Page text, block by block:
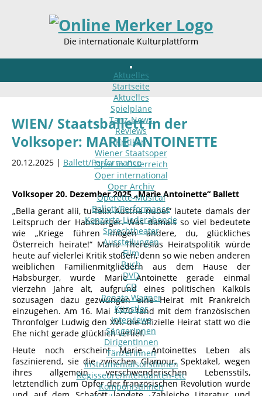
Die internationale Kulturplattform
Aktuelles
Startseite
Aktuelles
Spielpläne
Tanz-News
Reviews
Kritiken
Wiener Staatsoper
Oper in Österreich
Oper international
Oper Archiv
Operette-Musical
Ballett/Performance
Konzerte-Liederabende
Sprechtheater
Ausstellungen
Film
Buch
DVD
CD
Renate Wagner
Künstler
Interviews
SängerInnen
DirigentInnen
TänzerInnen
InstrumentalsolistInnen
Regisseure/Intendanten-etc
KomponistInnen
WIEN/ Staatsballett in der
Volksoper: MARIE ANTOINETTE
20.12.2025 | Ballett/Performance
Volksoper 20. Dezember 2025 „Marie Antoinette“ Ballett
„Bella gerant alii, tu felix Austria nube!” lautete damals der
Leitspruch der Habsburger. Was damals so viel bedeutete
wie „Kriege führen mögen andere, du, glückliches
Österreich heirate!“ Maria Theresias Heiratspolitik würde
heute auf vielerlei Kritik stoßen, denn so wie neben anderen
weiblichen Familienmitgliedern aus dem Hause der
Habsburger, wurde Marie Antoinette gerade einmal
vierzehn Jahre alt, aufgrund eines politischen Kalküls
sozusagen dazu gezwungen eine Heirat mit Frankreich
einzugehen. Am 16. Mai 1770 fand mit dem französischen
Thronfolger Ludwig den XVI. die offizielle Heirat statt wo die
Ehe nicht gerade glücklich verlief.
Heute noch erscheint Marie Antoinettes Leben als
faszinierend, sie die zwischen Glamour, Spektakel, wegen
ihres allgemein verschwenderischen Lebensstils,
letztendlich zum Opfer der französischen Revolution wurde